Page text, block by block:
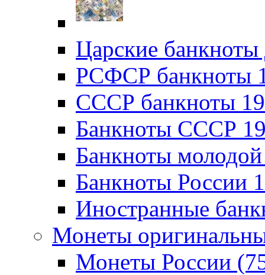
Царские
РСФСР банкноты
CССР банкноты
Банкноты CCCР
Банкноты
Банкноты России
Иностранные
Монеты
Монеты России